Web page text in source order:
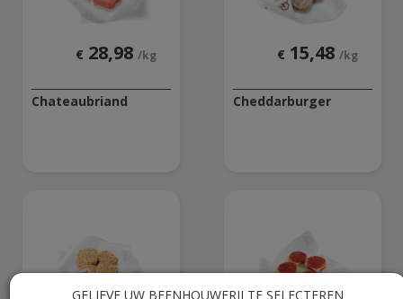
GELIEVE UW BEENHOUWERIJ TE SELECTEREN
€ 28,98 /kg
Chateaubriand
€ 15,48 /kg
Cheddarburger